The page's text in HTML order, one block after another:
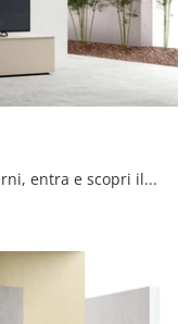
Se vuoi ammobiliare soggiorni moderni, entra e scopri il mobile porta tv Mobile TV a terra sm2360 della firma Maronese, prodotto in melaminico